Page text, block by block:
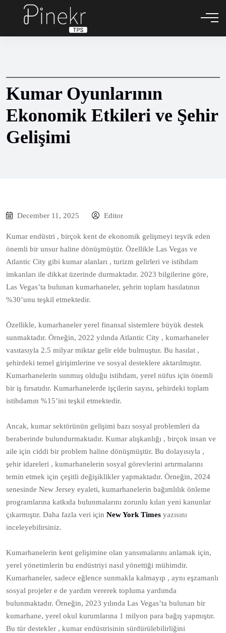
Kumar Oyunlarının
Ekonomik Etkileri ve Şehir
Gelişimi
December 11, 2025 Editor
Kumar endüstri , birçok kent de ekonomik gelişmeyi teşvik eden
önemli bir unsur haline dönüşmüştür. Özellikle Las Vegas ve
Atlantic City gibi kumar alanları , turizm gelirleri ve istihdam
imkanları ile dikkat üzerinde durmaktadır. 2023 bilgilerine göre,
Las Vegas’ta bulunan kumarhaneler, şehrin toplam hasılatının
%30’unu teşkil etmektedir.
Özellikle, kumarhaneler yerel finansal sistemlere büyük destek
sunmaktadır. Örneğin, 2022 yılında Atlantic City , kumarhaneler
vasıtasıyla 2.5 milyar miktar gelir elde bulmuştur. Bu hasılat ,
şehirdeki temel girişimlerine ve sosyal desteklere aktarılmıştır.
Kumarhanelerin sunmuş olduğu istihdam, yerel nüfus için önemli
bir iş fırsatıdır. Kumarhanelerde işçilerin sayısı, şehirdeki toplam
istihdamın %15’ini teşkil etmektedir.
Ancak, kumar sektörünün gelişimi bazı sosyal problemleri da
beraberinde bulundurmaktadır. Kumar alışkanlığı , birçok insan ve
aile için ciddi bir problem haline dönüşmüştür. Bu dolayısıyla ,
şehir idareleri , kumarhanelerin sosyal görevlerini artırmalarını
temin etmek için çeşitli değişiklikler yapmaktadır. Örneğin, 2024
senesinde New Jersey eyaleti, kumarhanelerin bağımlılık önleme
programlarına katkıda bulunmalarını zorunlu kılan yeni kanunlar
çıkarmıştır. Daha fazla veri için New York Times yazısını
inceleyebilirsiniz.
Kumarhanelerin kent gelişimine olan yansımalarını anlamak için,
yerel yönetimlerin bu endüstriyi nasıl yönettiği mühimdir.
Kumarhaneler, sadece eğlence sunmakla kalmayıp , aynı eşzamanlı
sosyal projeler e de yardım vererek topluma yardımda
bulunmaktadır. Örneğin, 2023 yılında Las Vegas’ta bulunan bir
kumarhane, yerel okul kurumlarına 1 milyon para bağış yapmıştır.
Bu tür destekler , kumar endüstrisinin sürdürülebilirliğini